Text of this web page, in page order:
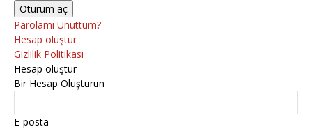
Parolamı Unuttum?
Hesap oluştur
Gizlilik Politikası
Hesap oluştur
Bir Hesap Oluşturun
E-posta